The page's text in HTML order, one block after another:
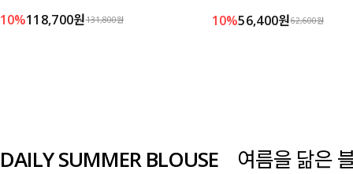
10%118,700원131,800원 10%56,400원62,600원
DAILY SUMMER BLOUSE 여름을 닮은